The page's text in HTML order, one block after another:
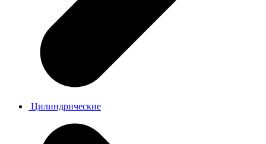
Цилиндрические